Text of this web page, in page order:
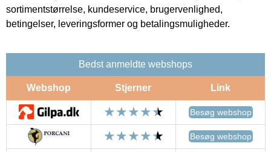
sortimentstørrelse, kundeservice, brugervenlighed,
betingelser, leveringsformer og betalingsmuligheder.
Bedst anmeldte webshops
Webshop Stjerner Link
Besøg webshop
Besøg webshop